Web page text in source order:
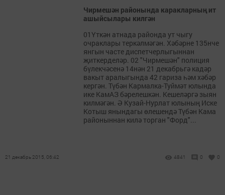
Чирмешән районында каракларның ит
ашыйсылары килгән
01Үткән атнада районда ут чыгу
очраклары теркәлмәгән. Хәбәрне 135нче
янгын часте диспетчерлыгыннан
җиткерделәр. 02 "Чирмешән" полиция
бүлекчәсенә 14нән 21 декабрьгә кадәр
вакыт аралыгында 42 гариза һәм хәбәр
кергән. Түбән Кармалка-Туймәт юлында
ике КамАЗ бәрелешкән. Кешеләргә зыян
килмәгән. Ә Кузай-Нурлат юлының Иске
Котыш янындагы өлешендә Түбән Кама
районыннан килә торган "Форд"...
21 декабрь 2015, 06:42 4841 0 0